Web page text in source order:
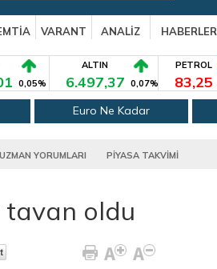
VARANT ANALİZ HABERLER
0,05%
ALTIN
6.497,37 0,07%
PETROL
83,25
Euro Ne Kadar
UZMAN YORUMLARI PİYASA TAKVİMİ
tavan oldu